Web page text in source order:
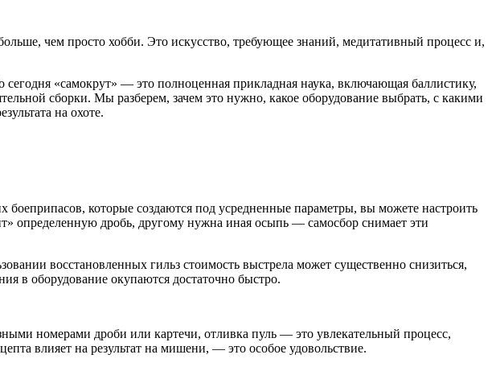
чем просто хобби. Это искусство, требующее знаний, медитативный процесс и,
«самокрут» — это полноценная прикладная наука, включающая баллистику,
сборки. Мы разберем, зачем это нужно, какое оборудование выбрать, с какими
на охоте.
которые создаются под усредненные параметры, вы можете настроить
определенную дробь, другому нужна иная осыпь — самосбор снимает эти
восстановленных гильз стоимость выстрела может существенно снизиться,
в оборудование окупаются достаточно быстро.
номерами дроби или картечи, отливка пуль — это увлекательный процесс,
влияет на результат на мишени, — это особое удовольствие.